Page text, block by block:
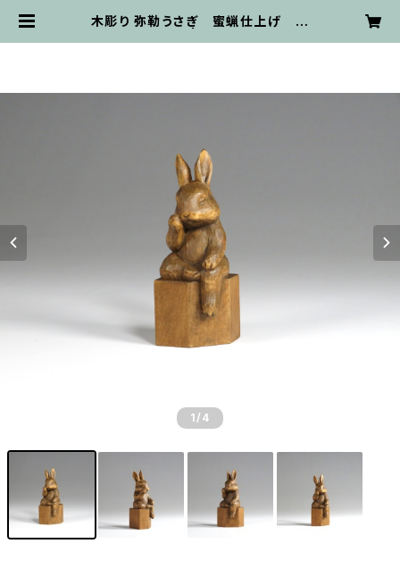
木彫り 弥勒うさぎ 蜜蝋仕上げ 猫
1 /4